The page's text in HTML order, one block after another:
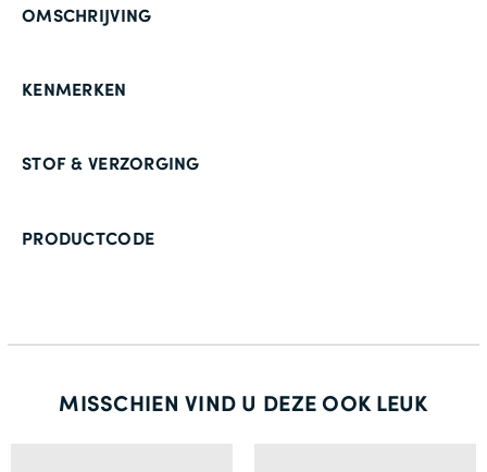
KENMERKEN
OMSCHRIJVING
STOF & VERZORGING
PRODUCTCODE
MISSCHIEN VIND U DEZE OOK LEUK